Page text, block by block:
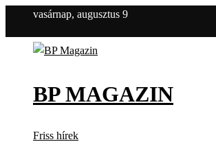
vasárnap, augusztus 9
BP MAGAZIN
Friss hírek